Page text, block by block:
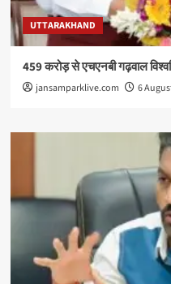
UTTARAKHAND
459 करोड़ से एचएनबी गढ़वाल
jansamparklive.com 6